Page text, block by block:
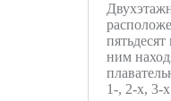
ним
1-, 2-х, 3-